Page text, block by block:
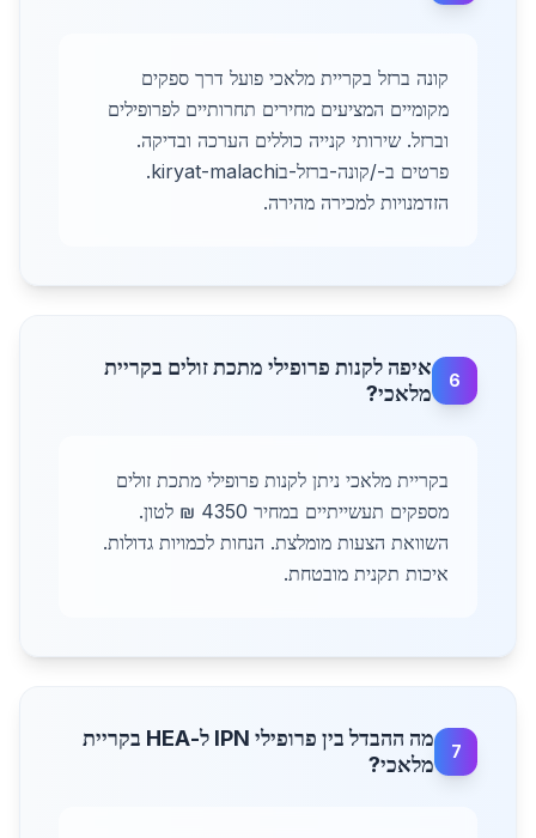
קונה ברזל בקריית מלאכי פועל דרך ספקים
מקומיים המציעים מחירים תחרותיים לפרופילים
וברזל. שירותי קנייה כוללים הערכה ובדיקה.
פרטים ב-/קונה-ברזל-בkiryat-malachi.
הזדמנויות למכירה מהירה.
6
איפה לקנות פרופילי מתכת זולים בקריית
מלאכי?
בקריית מלאכי ניתן לקנות פרופילי מתכת זולים
מספקים תעשייתיים במחיר 4350 ₪ לטון.
השוואת הצעות מומלצת. הנחות לכמויות גדולות.
איכות תקנית מובטחת.
7
מה ההבדל בין פרופילי IPN ל-HEA בקריית
מלאכי?